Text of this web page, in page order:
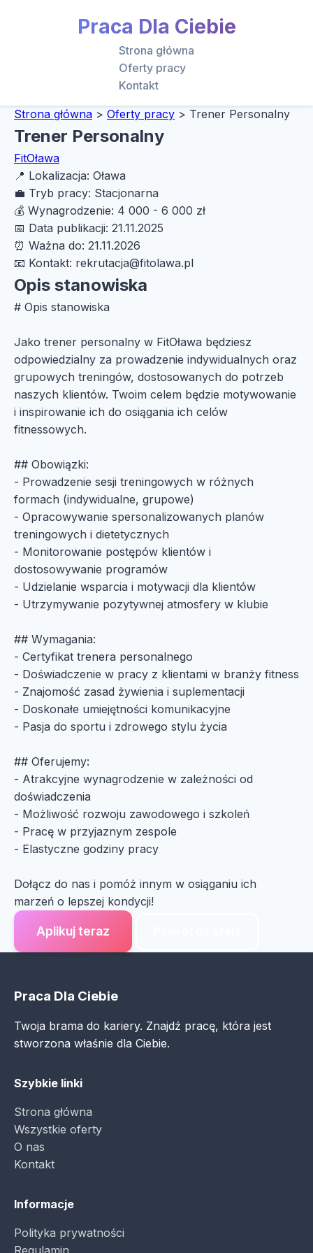
Praca Dla Ciebie
Strona główna
Oferty pracy
Kontakt
Strona główna > Oferty pracy > Trener Personalny
Trener Personalny
FitOława
📍 Lokalizacja: Oława
💼 Tryb pracy: Stacjonarna
💰 Wynagrodzenie: 4 000 - 6 000 zł
📅 Data publikacji: 21.11.2025
⏰ Ważna do: 21.11.2026
📧 Kontakt: rekrutacja@fitolawa.pl
Opis stanowiska
# Opis stanowiska
Jako trener personalny w FitOława będziesz
odpowiedzialny za prowadzenie indywidualnych oraz
grupowych treningów, dostosowanych do potrzeb
naszych klientów. Twoim celem będzie motywowanie
i inspirowanie ich do osiągania ich celów
fitnessowych.
## Obowiązki:
- Prowadzenie sesji treningowych w różnych
formach (indywidualne, grupowe)
- Opracowywanie spersonalizowanych planów
treningowych i dietetycznych
- Monitorowanie postępów klientów i
dostosowywanie programów
- Udzielanie wsparcia i motywacji dla klientów
- Utrzymywanie pozytywnej atmosfery w klubie
## Wymagania:
- Certyfikat trenera personalnego
- Doświadczenie w pracy z klientami w branży fitness
- Znajomość zasad żywienia i suplementacji
- Doskonałe umiejętności komunikacyjne
- Pasja do sportu i zdrowego stylu życia
## Oferujemy:
- Atrakcyjne wynagrodzenie w zależności od
doświadczenia
- Możliwość rozwoju zawodowego i szkoleń
- Pracę w przyjaznym zespole
- Elastyczne godziny pracy
Dołącz do nas i pomóż innym w osiąganiu ich
marzeń o lepszej kondycji!
Aplikuj teraz
Praca Dla Ciebie
Twoja brama do kariery. Znajdź pracę, która jest
stworzona właśnie dla Ciebie.
Szybkie linki
Strona główna
Wszystkie oferty
O nas
Kontakt
Informacje
Polityka prywatności
Regulamin